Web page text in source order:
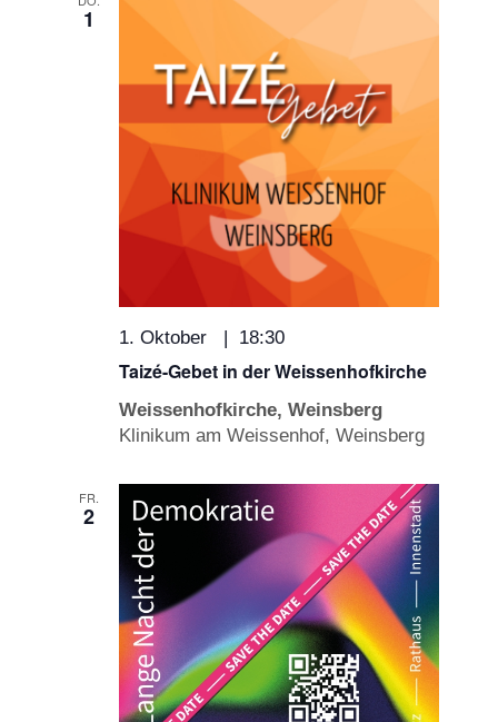
1
Taizé-Gebet in der Weissenhofkirche
1. Oktober | 18:30
Weissenhofkirche, Weinsberg
Klinikum am Weissenhof, Weinsberg
FR.
2